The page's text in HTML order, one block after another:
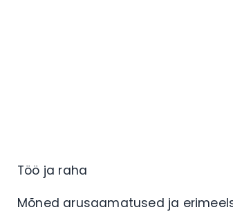
Töö ja raha
Mõned arusaamatused ja